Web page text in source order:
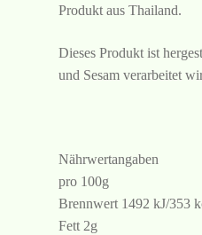
Produkt aus Thailand.
Dieses Produkt ist
und Sesam verarbeitet
Nährwertangaben
pro 100g
Brennwert 1492 kJ/353
Fett 2g